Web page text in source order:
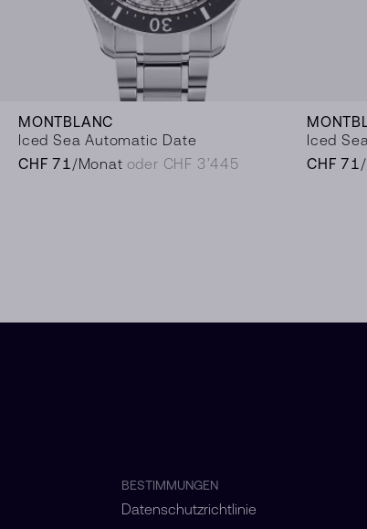
MONTBLANC
Iced Sea Automatic Date
CHF 71 /Monat oder CHF 3’445
Iced
CHF 71
BESTIMMUNGEN
Datenschutzrichtlinie